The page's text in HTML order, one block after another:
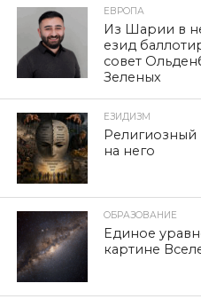
ЕВРОПА
Из Шарии в
езид
совет
Зеленых
ЕЗИДИЗМ
Религиозный
на него
ОБРАЗОВАНИЕ
Единое
картине